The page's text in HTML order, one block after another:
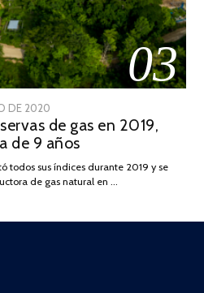
03
DE 2020
DE
JULIO
2025
de gas en 2019,
de 9 años
todos sus índices durante 2019 y se
de gas natural en …